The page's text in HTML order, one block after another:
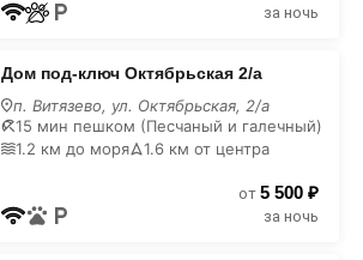
за ночь
Дом под-ключ Октябрьская 2/а
п. Витязево, ул. Октябрьская, 2/а
15 мин пешком (Песчаный и галечный)
1.2 км до моря
1.6 км от центра
от 5 500 ₽
за ночь